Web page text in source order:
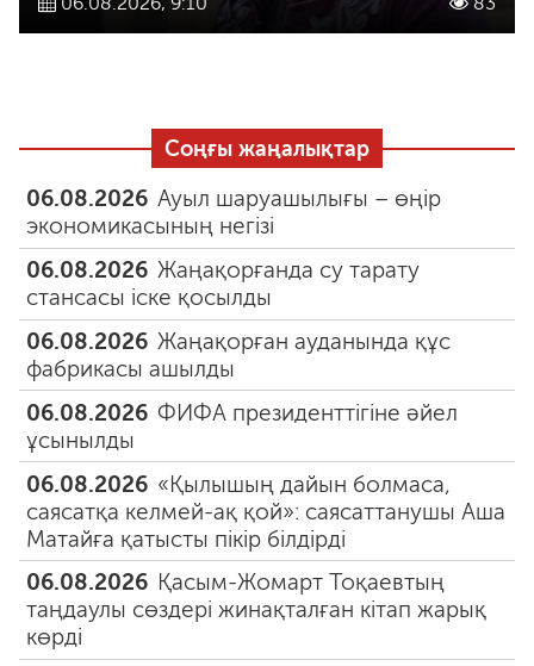
Соңғы жаңалықтар
06.08.2026 Ауыл шаруашылығы – өңір
экономикасының негізі
06.08.2026 Жаңақорғанда су тарату
стансасы іске қосылды
06.08.2026 Жаңақорған ауданында құс
фабрикасы ашылды
06.08.2026 ФИФА президенттігіне әйел
ұсынылды
06.08.2026 «Қылышың дайын болмаса,
саясатқа келмей-ақ қой»: саясаттанушы Аша
Матайға қатысты пікір білдірді
06.08.2026 Қасым-Жомарт Тоқаевтың
таңдаулы сөздері жинақталған кітап жарық
көрді